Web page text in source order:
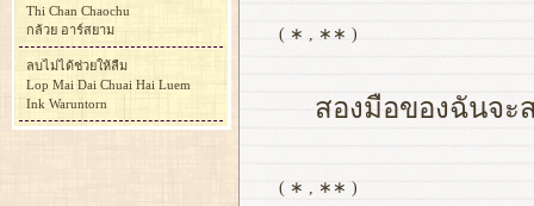
( ∗ , ∗∗ )
สองมือของฉันจะ
( ∗ , ∗∗ )
Thi Chan Chaochu
กล้วย อาร์สยาม
ลบไม่ได้ช่วยให้ลืม
Lop Mai Dai Chuai Hai Luem
Ink Waruntorn